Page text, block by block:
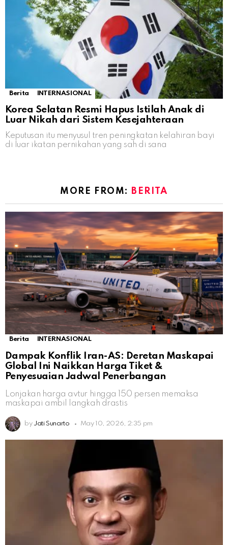
Berita INTERNASIONAL
Korea Selatan Resmi Hapus Istilah Anak di
Luar Nikah dari Sistem Kesejahteraan
Keputusan itu menyusul tren peningkatan kelahiran bayi
di luar ikatan pernikahan yang sah di sana
MORE FROM: BERITA
Berita INTERNASIONAL
Dampak Konflik Iran-AS: Deretan Maskapai
Global Ini Naikkan Harga Tiket &
Penyesuaian Jadwal Penerbangan
Lonjakan harga avtur hingga 150 persen memaksa
maskapai ambil langkah drastis
by Jati Sunarto May 10, 2026, 2:35 pm